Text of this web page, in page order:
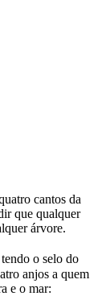
cantos da
que qualquer
árvore.
o selo do
anjos a quem
e o mar: